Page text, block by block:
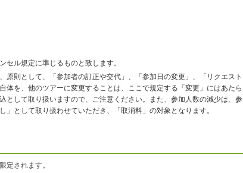
ル規定に準じるものと致します。
原則として、「参加者の訂正や交代」、「参加日の変更」、「リクエスト
体を、他のツアーに変更することは、ここで規定する「変更」にはあたら
として取り扱いますので、ご注意ください。また、参加人数の減少は、参
として取り扱わせていただき、「取消料」の対象となります。
定されます。